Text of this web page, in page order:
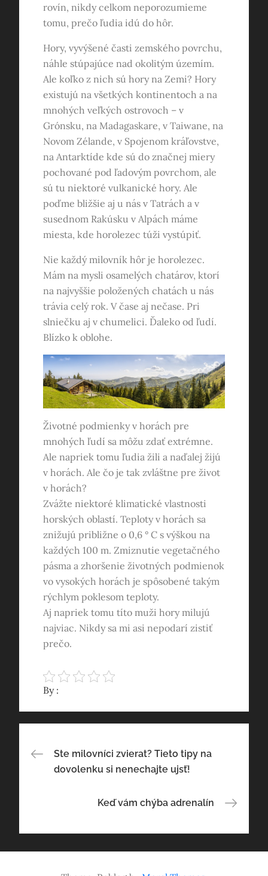
rovín, nikdy celkom neporozumieme
tomu, prečo ľudia idú do hôr.
Hory, vyvýšené časti zemského povrchu,
náhle stúpajúce nad okolitým územím.
Ale koľko z nich sú hory na Zemi? Hory
existujú na všetkých kontinentoch a na
mnohých veľkých ostrovoch – v
Grónsku, na Madagaskare, v Taiwane, na
Novom Zélande, v Spojenom kráľovstve,
na Antarktíde kde sú do značnej miery
pochované pod ľadovým povrchom, ale
sú tu niektoré vulkanické hory. Ale
poďme bližšie aj u nás v Tatrách a v
susednom Rakúsku v Alpách máme
miesta, kde horolezec túži vystúpiť.
Nie každý milovník hôr je horolezec.
Mám na mysli osamelých chatárov, ktorí
na najvyššie položených chatách u nás
trávia celý rok. V čase aj nečase. Pri
slniečku aj v chumelici. Ďaleko od ľudí.
Blízko k oblohe.
Životné podmienky v horách pre
mnohých ľudí sa môžu zdať extrémne.
Ale napriek tomu ľudia žili a naďalej žijú
v horách. Ale čo je tak zvláštne pre život
v horách?
Zvážte niektoré klimatické vlastnosti
horských oblastí. Teploty v horách sa
znižujú približne o 0,6 ° C s výškou na
každých 100 m. Zmiznutie vegetačného
pásma a zhoršenie životných podmienok
vo vysokých horách je spôsobené takým
rýchlym poklesom teploty.
Aj napriek tomu títo muži hory milujú
najviac. Nikdy sa mi asi nepodarí zistiť
prečo.
By :
Navigace
Ste milovníci zvierat? Tieto tipy na
dovolenku si nenechajte ujsť!
Keď vám chýba adrenalín